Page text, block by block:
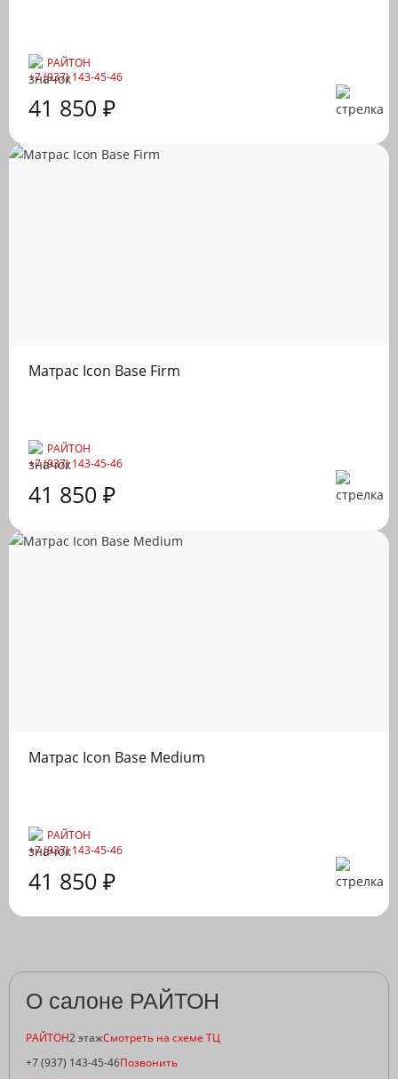
РАЙТОН
+7 (937) 143-45-46
41 850 ₽
Матрас Icon Base Firm
РАЙТОН
+7 (937) 143-45-46
41 850 ₽
Матрас Icon Base Medium
РАЙТОН
+7 (937) 143-45-46
41 850 ₽
О салоне РАЙТОН
РАЙТОН2 этажСмотреть на схеме ТЦ
+7 (937) 143-45-46Позвонить